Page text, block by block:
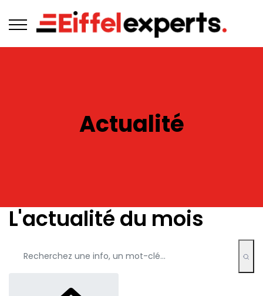
Actualité
L'actualité du mois